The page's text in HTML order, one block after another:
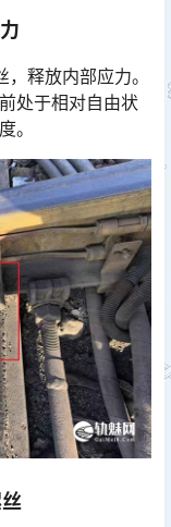
释放内部应力。
处于相对自由状
。